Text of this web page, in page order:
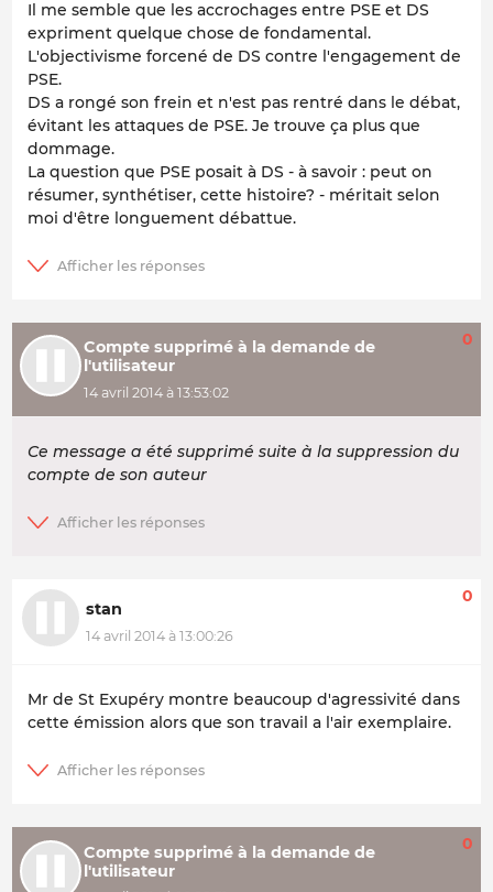
Il me semble que les accrochages entre PSE et DS
expriment quelque chose de fondamental.
L'objectivisme forcené de DS contre l'engagement de
PSE.
DS a rongé son frein et n'est pas rentré dans le débat,
évitant les attaques de PSE. Je trouve ça plus que
dommage.
La question que PSE posait à DS - à savoir : peut on
résumer, synthétiser, cette histoire? - méritait selon
moi d'être longuement débattue.
Compte supprimé à la demande de
l'utilisateur
14 avril 2014 à 13:53:02
0
Ce message a été supprimé suite à la suppression du
compte de son auteur
stan
14 avril 2014 à 13:00:26
0
Mr de St Exupéry montre beaucoup d'agressivité dans
cette émission alors que son travail a l'air exemplaire.
Compte supprimé à la demande de
l'utilisateur
0